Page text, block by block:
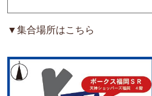
▼集合場所はこちら